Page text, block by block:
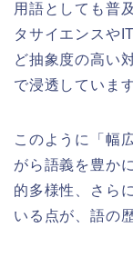
用語としても普
タサイエンスや
ど抽象度の高い
で浸透しています
このように「幅
がら語義を豊か
的多様性、さら
いる点が、語の